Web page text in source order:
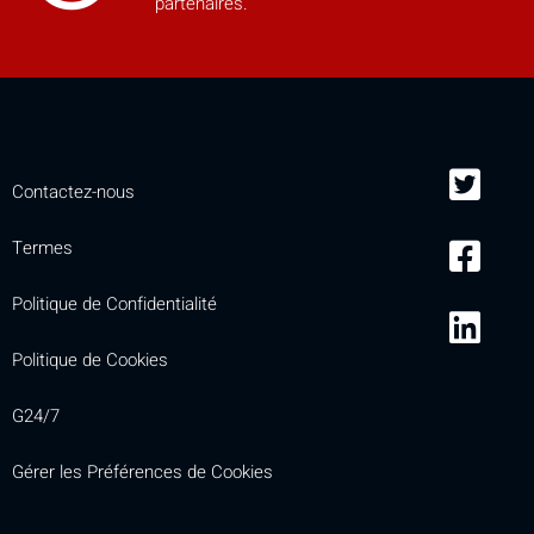
turn your phone to ]
Contactez-nous
Termes
Politique de Confidentialité
Politique de Cookies
G24/7
Gérer les Préférences de Cookies